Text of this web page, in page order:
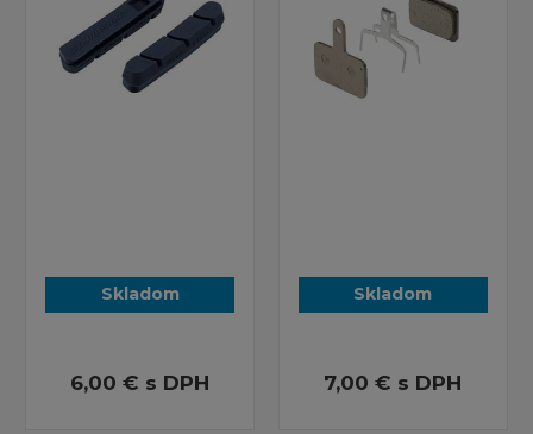
Skladom
6,00 € s DPH
Skladom
7,00 € s DPH